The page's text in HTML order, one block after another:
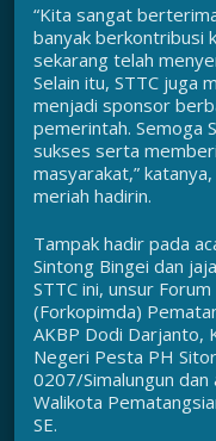
“Kita sangat
banyak berkontribusi
sekarang telah
Selain itu, STTC juga
menjadi sponsor
pemerintah. Semoga
sukses serta
masyarakat,”
meriah hadirin.
Tampak hadir pada
Sintong Bingei dan
STTC ini, unsur
(Forkopimda)
AKBP Dodi Darjanto,
Negeri Pesta PH
0207/Simalungun dan
Walikota
SE.